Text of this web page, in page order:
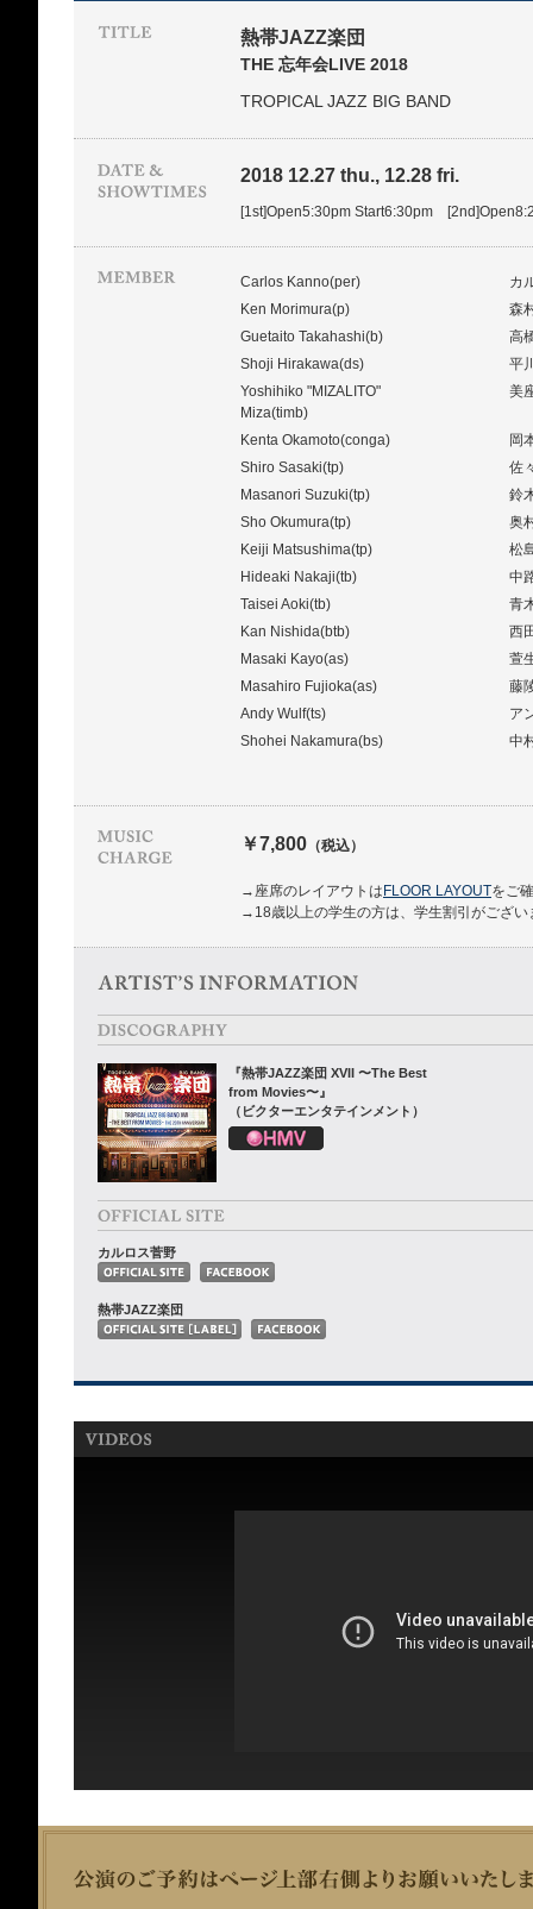
熱帯JAZZ楽団
THE 忘年会LIVE 2018
TROPICAL JAZZ BIG BAND
2018 12.27 thu., 12.28 fri.
[1st]Open5:30pm Start6:30pm
Carlos Kanno(per)
カ
Ken Morimura(p)
森
Guetaito Takahashi(b)
高
Shoji Hirakawa(ds)
平
Yoshihiko "MIZALITO"
Miza(timb)
美
Kenta Okamoto(conga)
岡
Shiro Sasaki(tp)
佐
Masanori Suzuki(tp)
鈴
Sho Okumura(tp)
奥
Keiji Matsushima(tp)
松
Hideaki Nakaji(tb)
中
Taisei Aoki(tb)
青
Kan Nishida(btb)
西
Masaki Kayo(as)
萱
Masahiro Fujioka(as)
藤
Andy Wulf(ts)
ア
Shohei Nakamura(bs)
中
￥7,800 （税込）
→座席のレイアウトは FLOOR LAYOUTをご
→18歳以上の学生の方は、学生割引がござい
『熱帯JAZZ楽団 XVII 〜The Best
from Movies〜』
（ビクターエンタテインメント）
カルロス菅野
熱帯JAZZ楽団